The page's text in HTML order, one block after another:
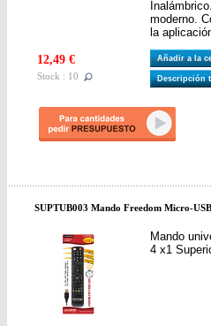
moderno.
la
12,49 €
Stock : 10
Añadir a la
Descripción
SUPTUB003 Mando Freedom Micro-
Mando
4 x1